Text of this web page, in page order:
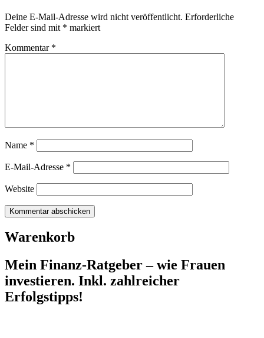
Deine E-Mail-Adresse wird nicht veröffentlicht. Erforderliche
Felder sind mit * markiert
Kommentar *
Name *
E-Mail-Adresse *
Website
Warenkorb
Mein Finanz-Ratgeber – wie Frauen
investieren. Inkl. zahlreicher
Erfolgstipps!